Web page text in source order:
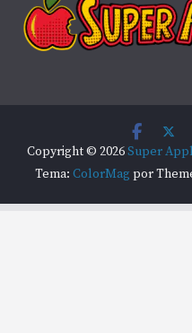
Copyright © 2026Super
Tema: ColorMag por